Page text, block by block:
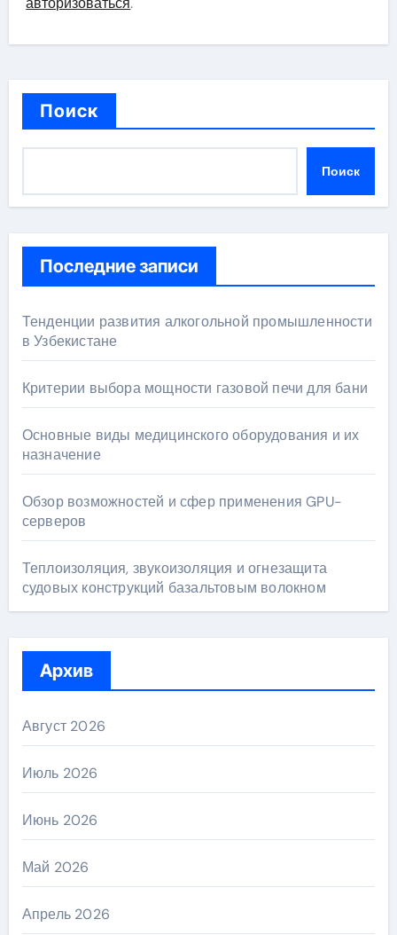
Поиск
Поиск
Последние записи
Тенденции развития алкогольной промышленности
в Узбекистане
Критерии выбора мощности газовой печи для бани
Основные виды медицинского оборудования и их
назначение
Обзор возможностей и сфер применения GPU-
серверов
Теплоизоляция, звукоизоляция и огнезащита
судовых конструкций базальтовым волокном
Архив
Август 2026
Июль 2026
Июнь 2026
Май 2026
Апрель 2026